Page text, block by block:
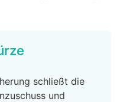
schließt die
und